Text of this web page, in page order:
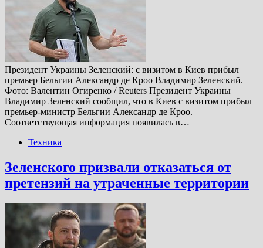
Президент Украины Зеленский: с визитом в Киев прибыл
премьер Бельгии Александр де Кроо Владимир Зеленский.
Фото: Валентин Огиренко / Reuters Президент Украины
Владимир Зеленский сообщил, что в Киев с визитом прибыл
премьер-министр Бельгии Александр де Кроо.
Соответствующая информация появилась в…
Техника
Зеленского призвали отказаться от
претензий на утраченные территории